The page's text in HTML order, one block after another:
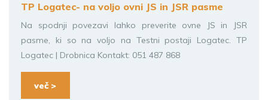
TP Logatec- na voljo ovni JS in JSR pasme
Na spodnji povezavi lahko preverite ovne JS in JSR
pasme, ki so na voljo na Testni postaji Logatec. TP
Logatec | Drobnica Kontakt: 051 487 868
več >